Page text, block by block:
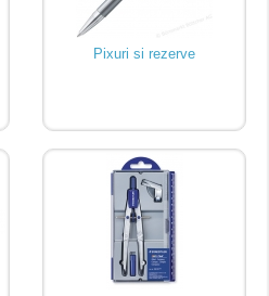
Pixuri si rezerve